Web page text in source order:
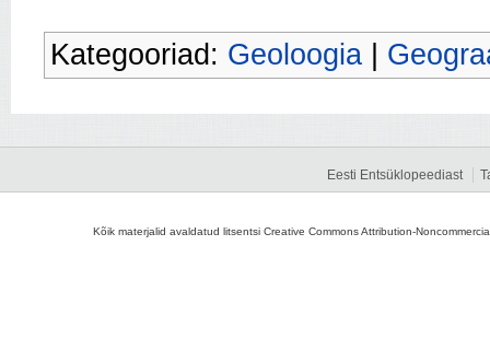
Kategooriad: Geoloogia
Eesti Entsüklopeediast
Kõik materjalid avaldatud litsentsi Creative Commons Attribution-